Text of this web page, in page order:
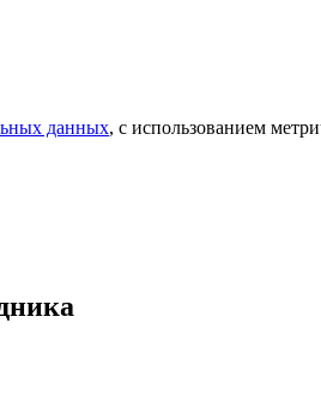
данных, с использованием